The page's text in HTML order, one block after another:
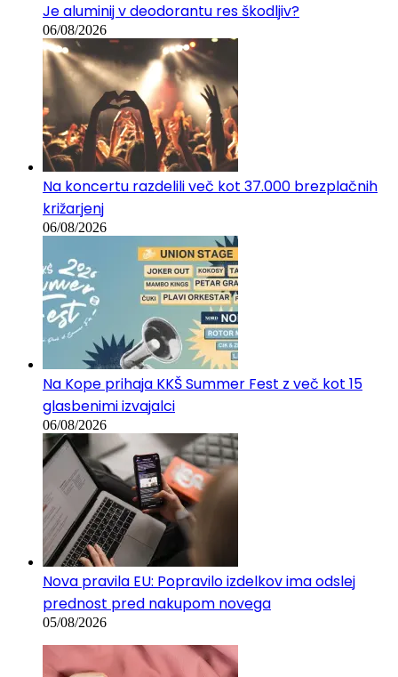
Je aluminij v deodorantu res škodljiv?
06/08/2026
Na koncertu razdelili več kot 37.000 brezplačnih
križarjenj
06/08/2026
Na Kope prihaja KKŠ Summer Fest z več kot 15
glasbenimi izvajalci
06/08/2026
Nova pravila EU: Popravilo izdelkov ima odslej
prednost pred nakupom novega
05/08/2026